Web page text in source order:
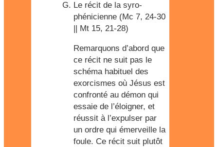
Le récit de la syro-
phénicienne (Mc 7, 24-30
|| Mt 15, 21-28)
Remarquons d’abord que
ce récit ne suit pas le
schéma habituel des
exorcismes où Jésus est
confronté au démon qui
essaie de l’éloigner, et
réussit à l’expulser par
un ordre qui émerveille la
foule. Ce récit suit plutôt